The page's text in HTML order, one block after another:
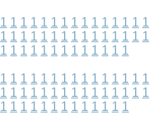
1 1 1 1 1 1 1 1 1 1 1 1 1 1 1
1 1 1 1 1 1 1 1 1 1 1 1 1 1 1
1 1 1 1 1 1 1 1 1 1 1 1 1
1 1 1 1 1 1 1 1 1 1 1 1 1 1 1
1 1 1 1 1 1 1 1 1 1 1 1 1 1 1
1 1 1 1 1 1 1 1 1 1 1 1 1